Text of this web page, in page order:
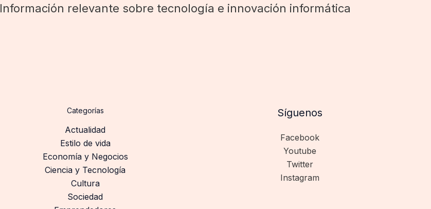
Información relevante sobre tecnología e innovación informática
Categorías
Actualidad
Estilo de vida
Economía y Negocios
Ciencia y Tecnología
Cultura
Sociedad
Síguenos
Facebook
Youtube
Twitter
Instagram